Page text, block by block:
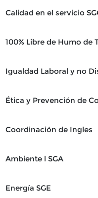
Calidad en el servicio
100% Libre de Humo de
Igualdad Laboral y no
Ética y Prevención de
Coordinación de Ingles
Ambiente l SGA
Energía SGE